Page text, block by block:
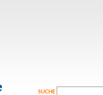
SUCHE